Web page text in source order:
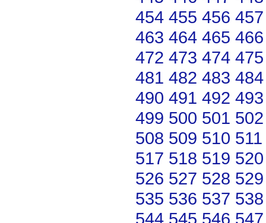
454 455 456 457
463 464 465 466
472 473 474 475
481 482 483 484
490 491 492 493
499 500 501 502
508 509 510 511
517 518 519 520
526 527 528 529
535 536 537 538
544 545 546 547